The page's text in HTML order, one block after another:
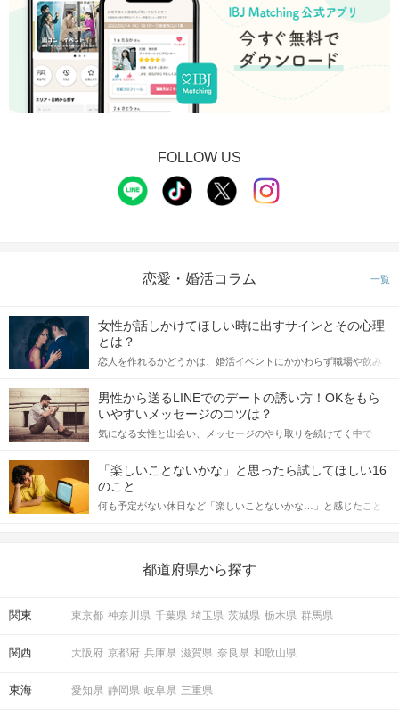
FOLLOW US
恋愛・婚活コラム 一覧
女性が話しかけてほしい時に出すサインとその心理
とは？
恋人を作れるかどうかは、婚活イベントにかかわらず職場や飲み
てアプローチできるかにも左右されます。 これから恋人作りを本
格的に始めようとしている方は、女性が異性を求めて出すサイン
をしっかりと理解し、正しい行動に移せるかどうかが重要。 この
記事では、女性が話しかけて欲しい時に出すサインとその心理を
合にどのような行動に繋げるべきかをご紹介していきます。
男性から送るLINEでのデートの誘い方！OKをもら
いやすいメッセージのコツは？
気になる女性と出会い、メッセージのやり取りを続けてく中で
しかし、中には「どう誘ったらいいの？」とお困りの男性もいら
っしゃるのではないでしょうか。 そこで今回は、男性から女性へ
送るLINEでのデートの誘い方のコツをご紹介します。例文も混じ
えながら解説するので、ぜひ参考にしてください。
「楽しいことないかな」と思ったら試してほしい16
のこと
何も予定がない休日など「楽しいことないかな…」と感じたこと
の楽しいことアイデアを集めました♪ いままさに楽しいことを探し
都道府県から探す
関東 東京都 神奈川県 千葉県 埼玉県 茨城県 栃木県 群馬県
関西 大阪府 京都府 兵庫県 滋賀県 奈良県 和歌山県
東海 愛知県 静岡県 岐阜県 三重県